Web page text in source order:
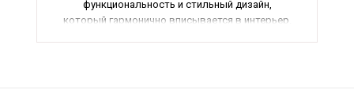
функциональность и стильный дизайн,
который гармонично вписывается в интерьер.